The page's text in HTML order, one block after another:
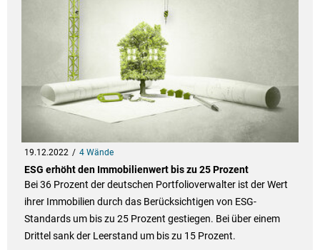
19.12.2022 4 Wände
ESG erhöht den Immobilienwert bis zu 25 Prozent
Bei 36 Prozent der deutschen Portfolioverwalter ist der Wert
ihrer Immobilien durch das Berücksichtigen von ESG-
Standards um bis zu 25 Prozent gestiegen. Bei über einem
Drittel sank der Leerstand um bis zu 15 Prozent.